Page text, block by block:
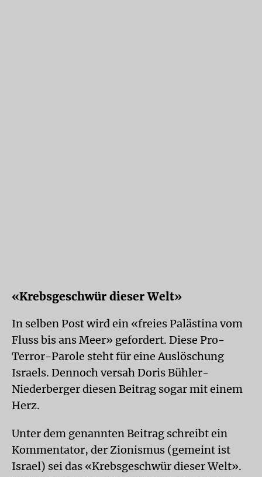
«Krebsgeschwür dieser Welt»
In selben Post wird ein «freies Palästina vom
Fluss bis ans Meer» gefordert. Diese Pro-
Terror-Parole steht für eine Auslöschung
Israels. Dennoch versah Doris Bühler-
Niederberger diesen Beitrag sogar mit einem
Herz.
Unter dem genannten Beitrag schreibt ein
Kommentator, der Zionismus (gemeint ist
Israel) sei das «Krebsgeschwür dieser Welt».